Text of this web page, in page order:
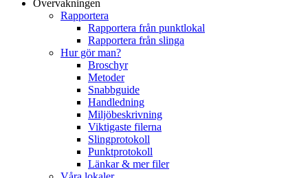
Övervakningen
Rapportera
Rapportera från punktlokal
Rapportera från slinga
Hur gör man?
Broschyr
Metoder
Snabbguide
Handledning
Miljöbeskrivning
Viktigaste filerna
Slingprotokoll
Punktprotokoll
Länkar & mer filer